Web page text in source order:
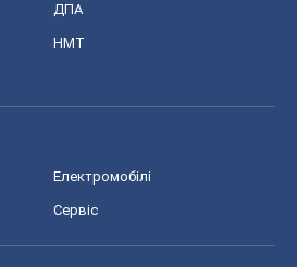
ДПА
НМТ
Електромобілі
Сервіс